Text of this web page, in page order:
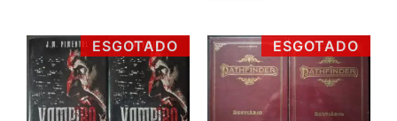
ESGOTADO ESGOTADO